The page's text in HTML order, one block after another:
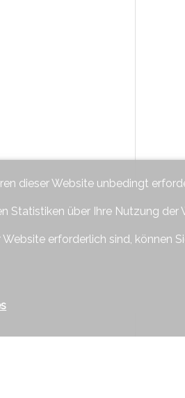
dieser Website unbedingt
Statistiken über Ihre Nutzung
erforderlich sind, können